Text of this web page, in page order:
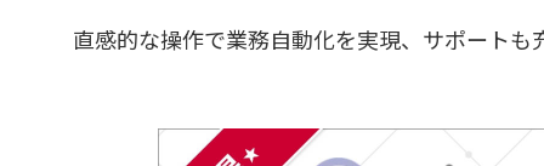
直感的な操作で業務自動化を実現、サポートも